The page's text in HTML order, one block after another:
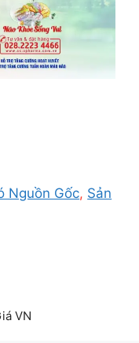
Nguồn Gốc, Sản
VN